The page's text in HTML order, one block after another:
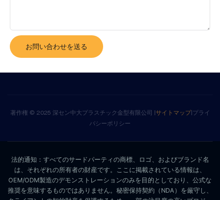
お問い合わせを送る
著作権 © 2025 深セン中大プラスチック金型有限公司 |サイトマップ|プライ
バシーポリシー
法的通知：すべてのサードパーティの商標、ロゴ、およびブランド名
は、それぞれの所有者の財産です。ここに掲載されている情報は、
OEM/ODM製造のデモンストレーションのみを目的としており、公式な
推奨を意味するものではありません。秘密保持契約（NDA）を厳守し、